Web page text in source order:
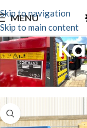
Skip to navigation
Skip to main content
MENU
Home Verkoop